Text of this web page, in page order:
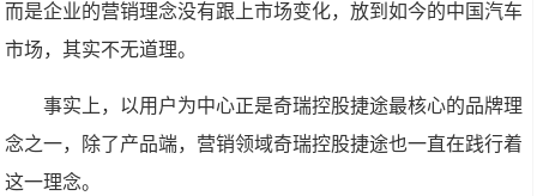
而是企业的营销理念没有跟上市场变化，放到如今的中国汽车
市场，其实不无道理。
事实上，以用户为中心正是奇瑞控股捷途最核心的品牌理
念之一，除了产品端，营销领域奇瑞控股捷途也一直在践行着
这一理念。